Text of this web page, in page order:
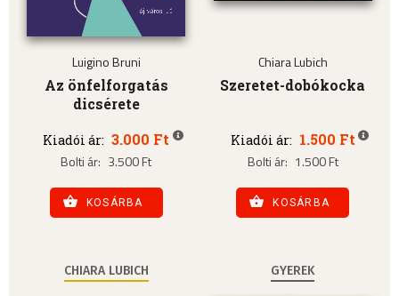
Luigino Bruni
Az önfelforgatás
dicsérete
Kiadói ár: 3.000 Ft
Bolti ár: 3.500 Ft
KOSÁRBA
Chiara Lubich
Szeretet-dobókocka
Kiadói ár: 1.500 Ft
Bolti ár: 1.500 Ft
KOSÁRBA
CHIARA LUBICH GYEREK